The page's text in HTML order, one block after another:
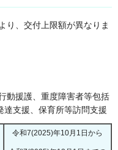
り、交付上限額が異なりま
動援護、重度障害者等包括
達支援、保育所等訪問支援
令和7(2025)年10月1日から